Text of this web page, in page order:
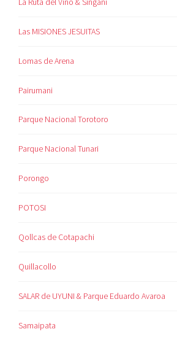
Las MISIONES JESUITAS
Lomas de Arena
Pairumani
Parque Nacional Torotoro
Parque Nacional Tunari
Porongo
POTOSI
Qollcas de Cotapachi
Quillacollo
SALAR de UYUNI & Parque Eduardo Avaroa
Samaipata